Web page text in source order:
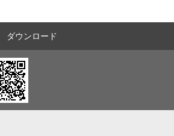
ダウンロード